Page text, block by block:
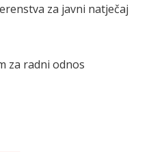
za javni natječaj
za radni odnos